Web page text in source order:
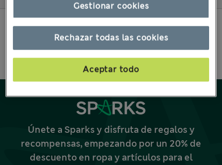
Únete a Sparks y disfruta de regalos y
recompensas, empezando por un 20% de
descuento en ropa y artículos para el
Rechazar todas las cookies
Aceptar todo
Gestionar cookies